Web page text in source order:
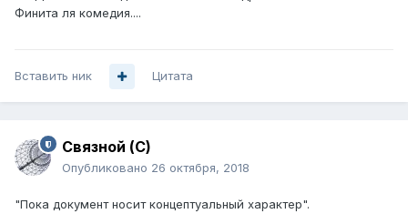
Финита ля комедия....
Вставить ник Цитата
Связной (С)
Опубликовано 26 октября, 2018
"Пока документ носит концептуальный характер".